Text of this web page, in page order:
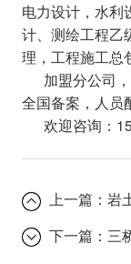
电力设计，水利
计、测绘工程乙
理，工程施工总
加盟分公司，
全国备案，人员
欢迎咨询：
上一篇：岩
下一篇： 三